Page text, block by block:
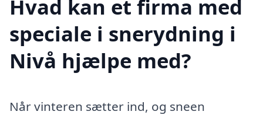
Hvad kan et firma med
speciale i snerydning i
Nivå hjælpe med?
Når vinteren sætter ind, og sneen